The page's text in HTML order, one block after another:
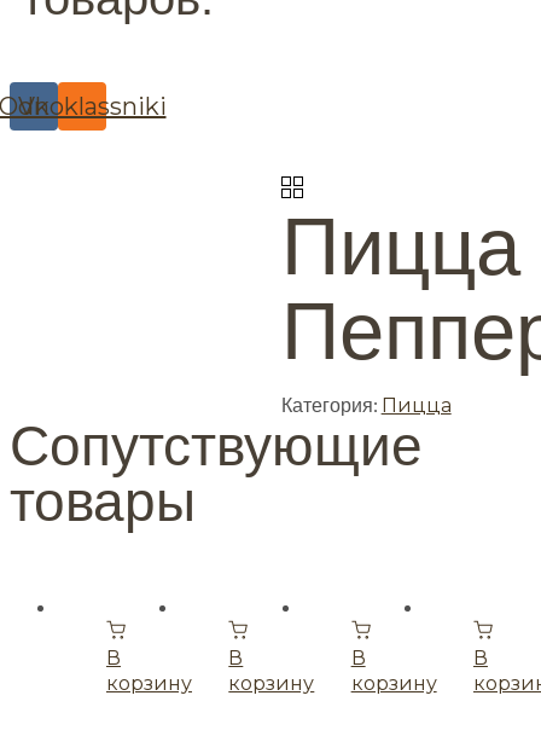
Vk
Пицца
Категория: Пицца
Сопутствующие
товары
В
корзину
В
корзину
В
корзину
В